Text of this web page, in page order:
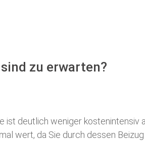
zu erwarten?
ist deutlich weniger
wert, da Sie durch dessen